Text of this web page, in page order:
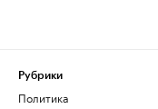
Рубрики
Политика